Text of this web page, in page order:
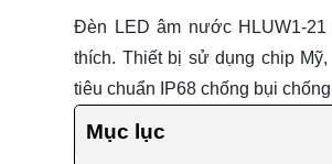
Đèn LED âm nước HLUW1-
thích. Thiết bị sử dụng chip
tiêu chuẩn IP68 chống bụi
Mục lục